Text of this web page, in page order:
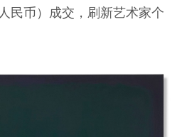
民币）成交，刷新艺术家个